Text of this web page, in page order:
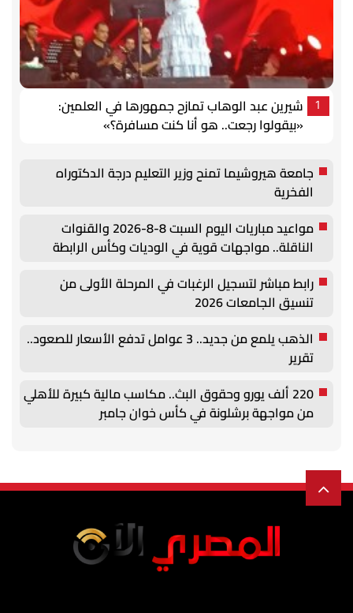
1
شيرين عبد الوهاب تمازح جمهورها في العلمين:
«بيقولوا رجعت.. هو أنا كنت مسافرة؟»
جامعة هيروشيما تمنح وزير التعليم درجة الدكتوراه
الفخرية
مواعيد مباريات اليوم السبت 8-8-2026 والقنوات
الناقلة.. مواجهات قوية في الوديات وكأس الرابطة
رابط مباشر لتسجيل الرغبات في المرحلة الأولى من
تنسيق الجامعات 2026
الذهب يلمع من جديد.. 3 عوامل تدفع الأسعار للصعود..
تقرير
220 ألف يورو وحقوق البث.. مكاسب مالية كبيرة للأهلي
من مواجهة برشلونة في كأس خوان جامبر